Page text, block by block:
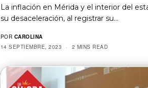
La inflación en Mérida y el interior del
su desaceleración, al registrar su…
POR CAROLINA
14 SEPTIEMBRE, 2023
2 MINS READ